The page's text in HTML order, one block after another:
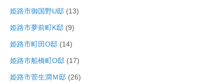
姫路市御国野U邸 (13)
姫路市夢前町K邸 (9)
姫路市町田O邸 (14)
姫路市船橋町O邸 (17)
姫路市菅生澗Ｍ邸 (26)